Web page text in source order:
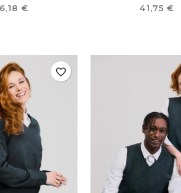
€ Precio
41,75 €
favorite_border